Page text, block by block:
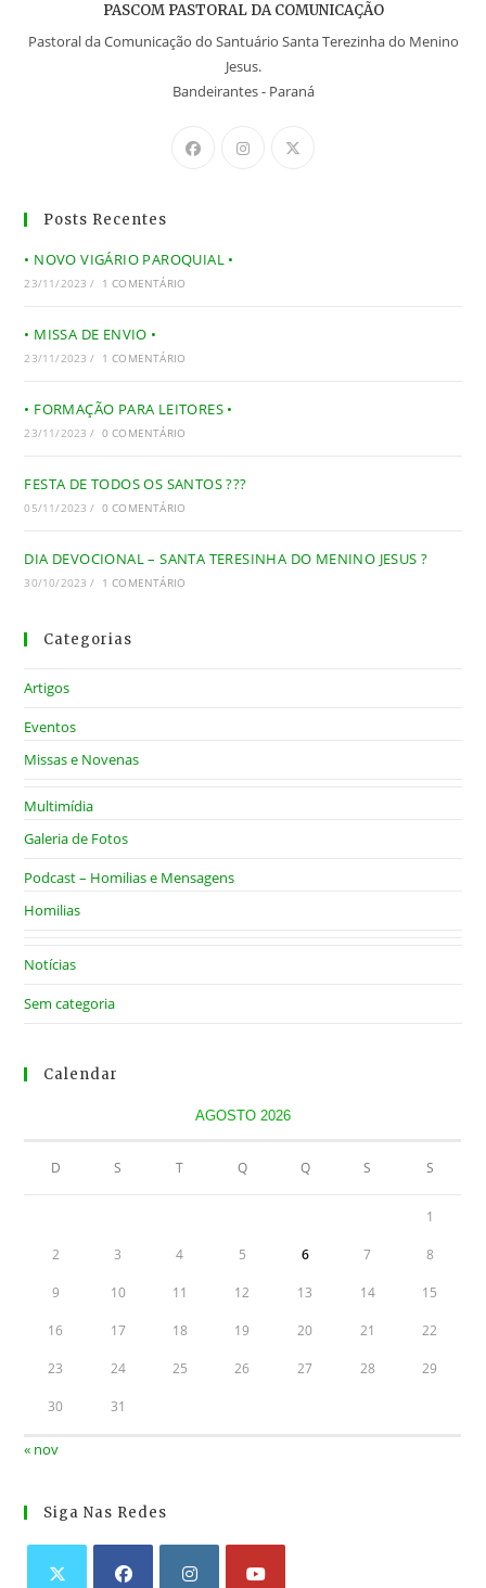
PASCOM PASTORAL DA COMUNICAÇÃO
Pastoral da Comunicação do Santuário Santa Terezinha do Menino
Jesus.
Bandeirantes - Paraná
Posts Recentes
• NOVO VIGÁRIO PAROQUIAL •
23/11/2023 / 1 COMENTÁRIO
• MISSA DE ENVIO •
23/11/2023 / 1 COMENTÁRIO
• FORMAÇÃO PARA LEITORES •
23/11/2023 / 0 COMENTÁRIO
FESTA DE TODOS OS SANTOS ???
05/11/2023 / 0 COMENTÁRIO
DIA DEVOCIONAL – SANTA TERESINHA DO MENINO JESUS ?
30/10/2023 / 1 COMENTÁRIO
Categorias
Artigos
Eventos
Missas e Novenas
Multimídia
Galeria de Fotos
Podcast – Homilias e Mensagens
Homilias
Notícias
Sem categoria
Calendar
AGOSTO 2026
D S T Q Q S S
1
2 3 4 5 6 7 8
9 10 11 12 13 14 15
16 17 18 19 20 21 22
23 24 25 26 27 28 29
30 31
« nov
Siga Nas Redes